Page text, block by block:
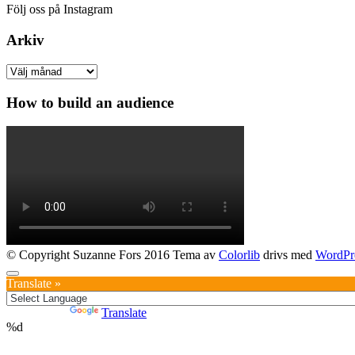
Följ oss på Instagram
Arkiv
Arkiv
How to build an audience
© Copyright Suzanne Fors 2016 Tema av Colorlib drivs med
Translate »
Translate
%d